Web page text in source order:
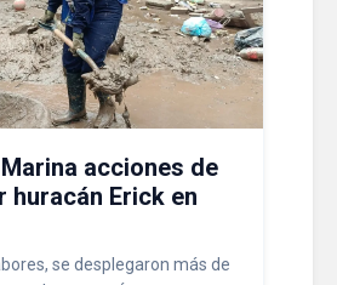
acciones de
huracán Erick en
se desplegaron más de